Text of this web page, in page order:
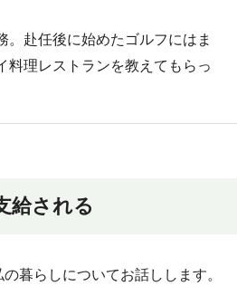
。赴任後に始めたゴルフにはま
料理レストランを教えてもらっ
給される
暮らしについてお話しします。